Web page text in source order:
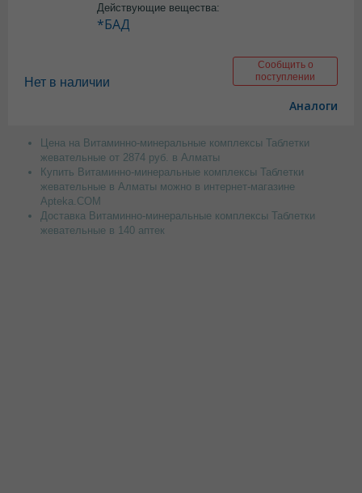
Действующие вещества:
*БАД
Нет в наличии
Сообщить о
поступлении
Аналоги
Цена на Витаминно-минеральные комплексы Таблетки
жевательные от 2874 руб. в Алматы
Купить Витаминно-минеральные комплексы Таблетки
жевательные в Алматы можно в интернет-магазине
Apteka.COM
Доставка Витаминно-минеральные комплексы Таблетки
жевательные в 140 аптек